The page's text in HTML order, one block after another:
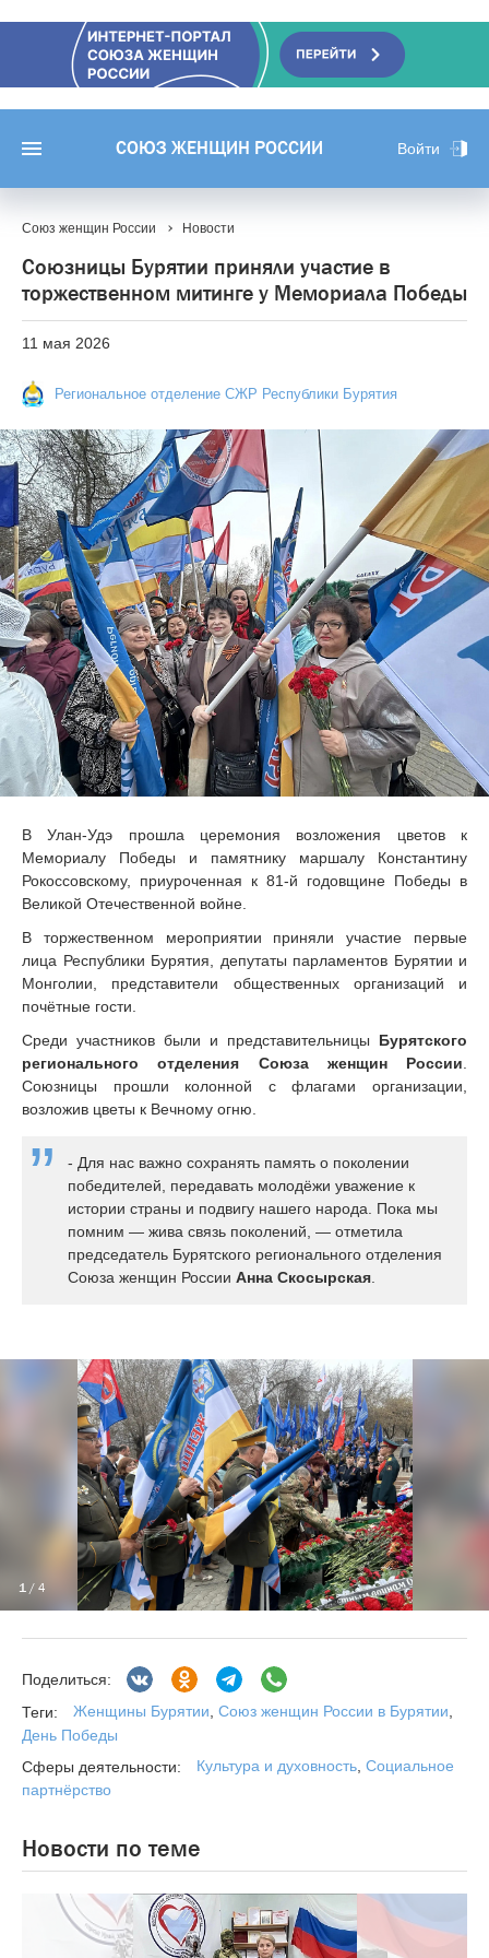
СОЮЗ ЖЕНЩИН РОССИИ Войти
Союз женщин России Новости
Союзницы Бурятии приняли участие в
торжественном митинге у Мемориала Победы
11 мая 2026
Региональное отделение СЖР Республики Бурятия
В Улан-Удэ прошла церемония возложения цветов к
Мемориалу Победы и памятнику маршалу Константину
Рокоссовскому, приуроченная к 81-й годовщине Победы в
Великой Отечественной войне.
В торжественном мероприятии приняли участие первые
лица Республики Бурятия, депутаты парламентов Бурятии и
Монголии, представители общественных организаций и
почётные гости.
Среди участников были и представительницы Бурятского
регионального отделения Союза женщин России.
Союзницы прошли колонной с флагами организации,
возложив цветы к Вечному огню.
- Для нас важно сохранять память о поколении
победителей, передавать молодёжи уважение к
истории страны и подвигу нашего народа. Пока мы
помним — жива связь поколений, — отметила
председатель Бурятского регионального отделения
Союза женщин России Анна Скосырская.
1 / 4
Поделиться:
Теги:
Женщины Бурятии, Союз женщин России в Бурятии,
День Победы
Сферы деятельности:
Культура и духовность Социальное
партнёрство
Новости по теме